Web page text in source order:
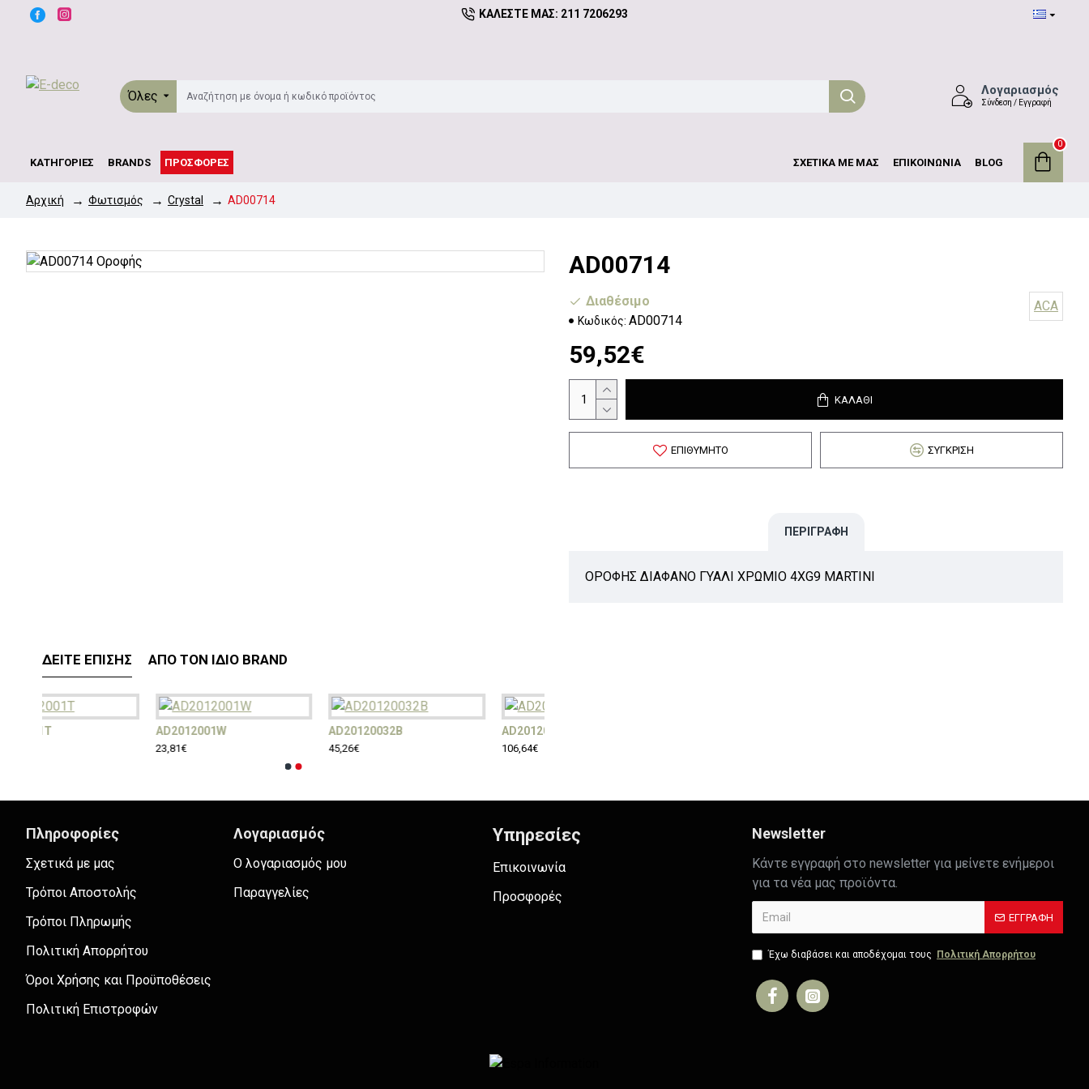
ΚΑΛΈΣΤΕ ΜΑΣ: 211 7206293
Όλες Λογαριασμός
Σύνδεση / Εγγραφή
ΚΑΤΗΓΟΡΊΕΣ BRANDS ΠΡΟΣΦΟΡΈΣ ΣΧΕΤΙΚΑ ΜΕ ΜΑΣ ΕΠΙΚΟΙΝΩΝΙΑ BLOG
0
Αρχική Φωτισμός Crystal AD00714
AD00714
Διαθέσιμο
Κωδικός: AD00714
ACA
59,52€
ΚΑΛΆΘΙ
ΕΠΙΘΥΜΗΤΌ ΣΎΓΚΡΙΣΗ
ΠΕΡΙΓΡΑΦΉ
ΟΡΟΦΗΣ ΔΙΑΦΑΝΟ ΓΥΑΛΙ ΧΡΩΜΙΟ 4ΧG9 MARTINI
ΔΕΊΤΕ ΕΠΊΣΗΣ ΑΠΌ ΤΟΝ ΊΔΙΟ BRAND
AD20120032B AD2012005C
Πληροφορίες
Σχετικά με μας
Τρόποι Αποστολής
Τρόποι Πληρωμής
Πολιτική Απορρήτου
Όροι Χρήσης και Προϋποθέσεις
Πολιτική Επιστροφών
Λογαριασμός
Ο λογαριασμός μου
Παραγγελίες
Υπηρεσίες
Επικοινωνία
Προσφορές
Newsletter
Κάντε εγγραφή στο newsletter για μείνετε ενήμεροι
για τα νέα μας προϊόντα.
ΕΓΓΡΑΦΉ
Έχω διαβάσει και αποδέχομαι τους Πολιτική Απορρήτου